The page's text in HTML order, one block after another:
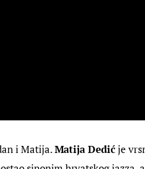
i Matija. Matija Dedić je